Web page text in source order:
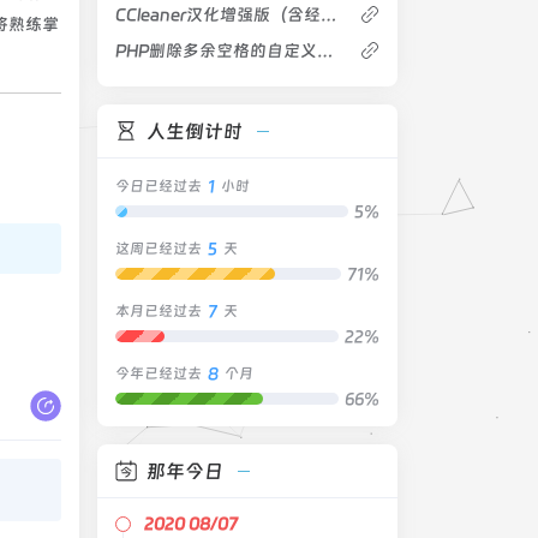
熟练掌
CCleaner汉化增强版（含经典版）
PHP删除多余空格的自定义函数代码
人生倒计时
今日已经过去 1 小时
5%
这周已经过去 5 天
71%
本月已经过去 7 天
22%
今年已经过去 8 个月
66%
那年今日
2020 08/07